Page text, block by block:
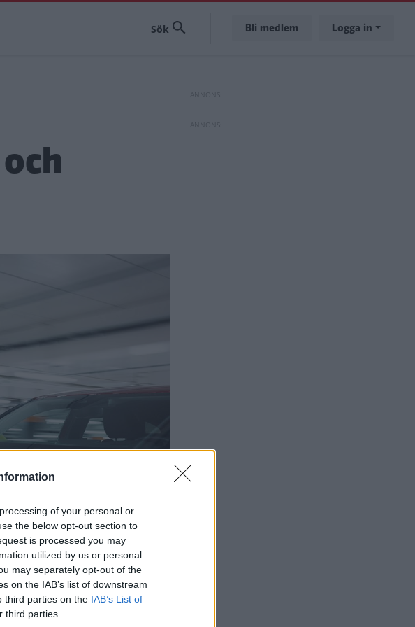
of your personal or
the below opt-out section to
is processed you may
utilized by us or personal
may separately opt-out of the
on the IAB’s list of downstream
third parties on the IAB’s List of
third parties.
Bli medlem Logga in